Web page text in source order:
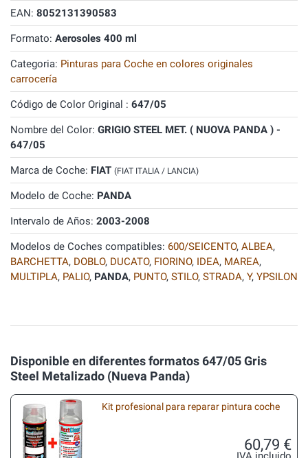
EAN: 8052131390583
Formato: Aerosoles 400 ml
Categoria: Pinturas para Coche en colores originales
carrocería
Código de Color Original : 647/05
Nombre del Color: GRIGIO STEEL MET. ( NUOVA PANDA ) -
647/05
Marca de Coche: FIAT (FIAT ITALIA / LANCIA)
Modelo de Coche: PANDA
Intervalo de Años: 2003-2008
Modelos de Coches compatibles: 600/SEICENTO, ALBEA,
BARCHETTA, DOBLO, DUCATO, FIORINO, IDEA, MAREA,
MULTIPLA, PALIO, PANDA, PUNTO, STILO, STRADA, Y, YPSILON
Disponible en diferentes formatos 647/05 Gris
Steel Metalizado (Nueva Panda)
Kit profesional para reparar pintura coche
60,79 €